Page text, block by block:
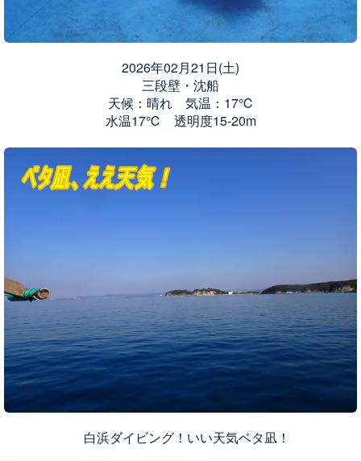
2026年02月21日(土)
三段壁・沈船
天候：晴れ 気温：17℃
水温17℃ 透明度15-20m
白浜ダイビング！いい天気ベタ凪！